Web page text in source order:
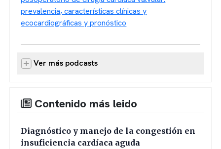
prevalencia, características clínicas y
ecocardiográficas y pronóstico
Ver más podcasts
Contenido más leido
Diagnóstico y manejo de la congestión en
insuficiencia cardíaca aguda